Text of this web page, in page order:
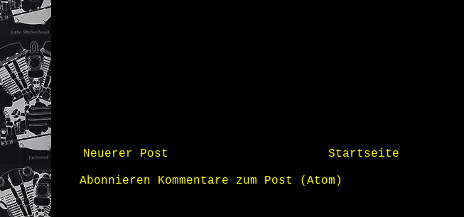
Neuerer Post Startseite
Abonnieren Kommentare zum Post (Atom)